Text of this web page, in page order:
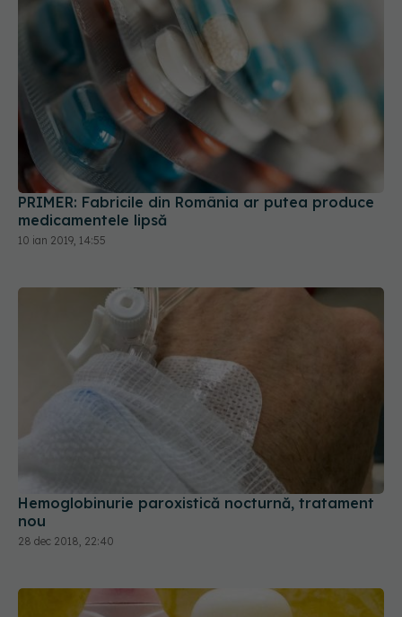
PRIMER: Fabricile din România ar putea produce
medicamentele lipsă
10 ian 2019, 14:55
Hemoglobinurie paroxistică nocturnă, tratament
nou
28 dec 2018, 22:40